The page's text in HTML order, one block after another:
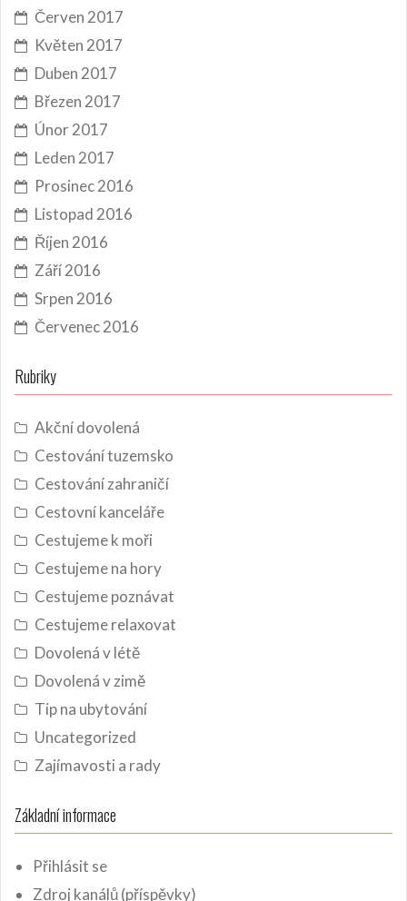
Červen 2017
Květen 2017
Duben 2017
Březen 2017
Únor 2017
Leden 2017
Prosinec 2016
Listopad 2016
Říjen 2016
Září 2016
Srpen 2016
Červenec 2016
Rubriky
Akční dovolená
Cestování tuzemsko
Cestování zahraničí
Cestovní kanceláře
Cestujeme k moři
Cestujeme na hory
Cestujeme poznávat
Cestujeme relaxovat
Dovolená v létě
Dovolená v zimě
Tip na ubytování
Uncategorized
Zajímavosti a rady
Základní informace
Přihlásit se
Zdroj kanálů (příspěvky)